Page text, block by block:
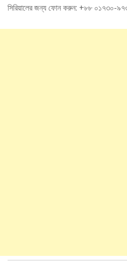
সিরিয়ালের জন্য ফোন করুন: +৮৮ ০১৭৩০-